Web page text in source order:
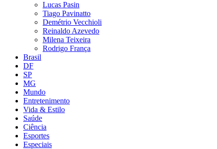
Lucas Pasin
Tiago Pavinatto
Demétrio Vecchioli
Reinaldo Azevedo
Milena Teixeira
Rodrigo França
Brasil
DF
SP
MG
Mundo
Entretenimento
Vida & Estilo
Saúde
Ciência
Esportes
Especiais